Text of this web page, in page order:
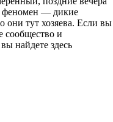
феномен — дикие
они тут хозяева. Если вы
сообщество и
найдете здесь